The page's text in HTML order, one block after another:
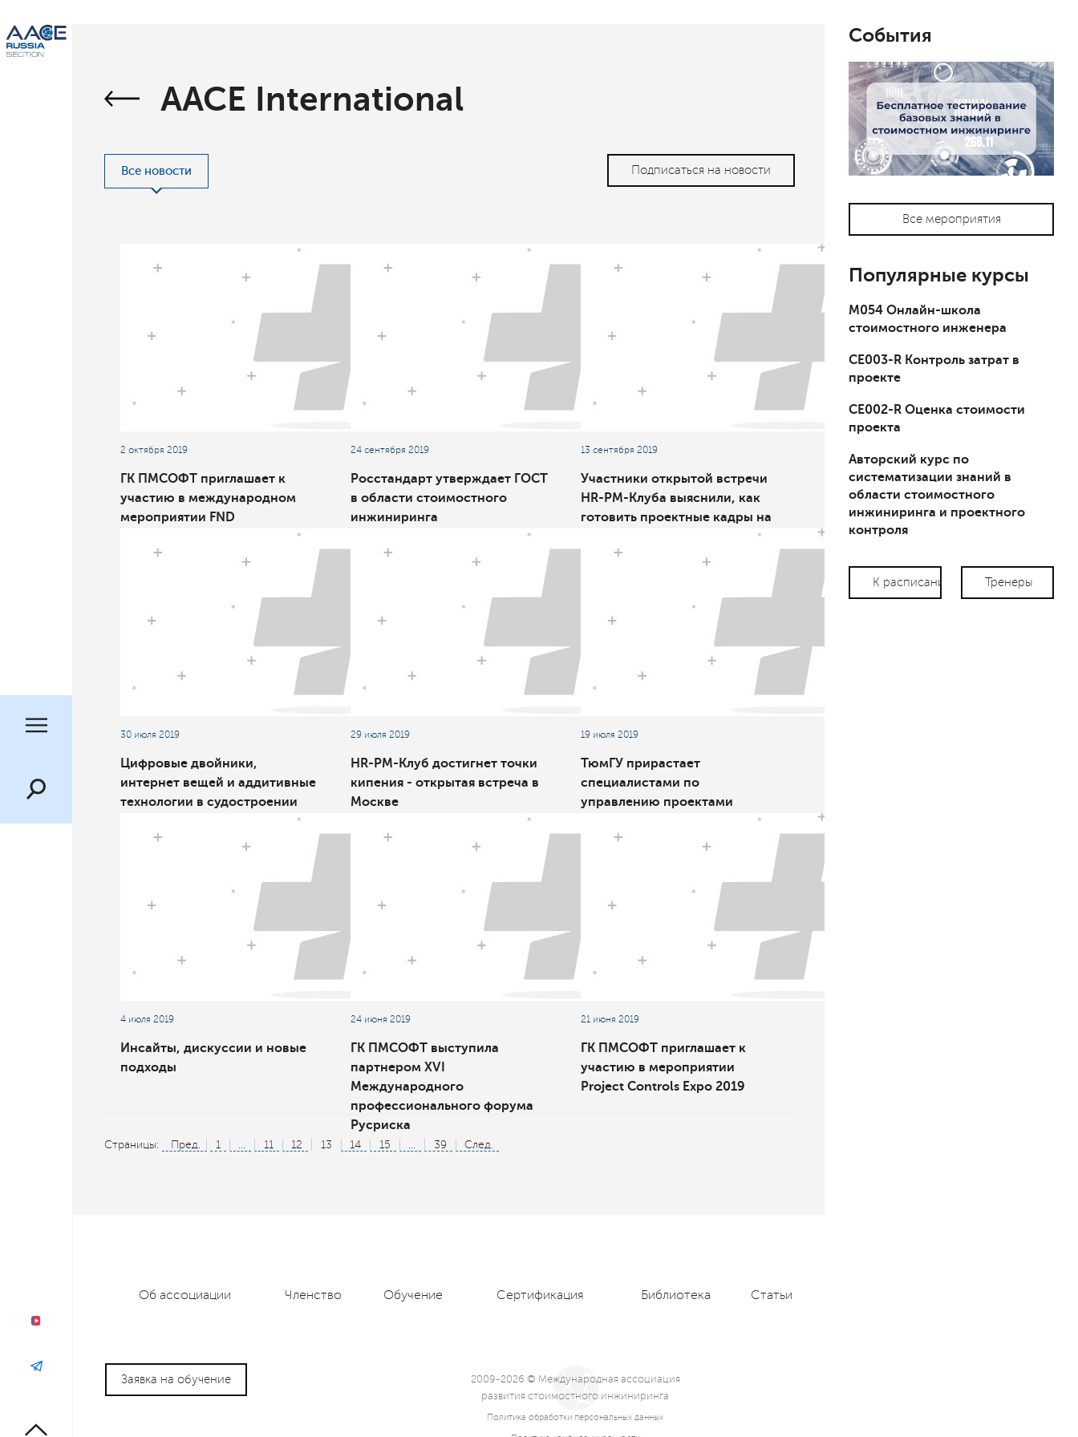
AACE International
Все новости Подписаться на новости
2 октября 2019
ГК ПМСОФТ приглашает к
участию в международном
мероприятии FND
24 сентября 2019
Росстандарт утверждает ГОСТ
в области стоимостного
инжиниринга
13 сентября 2019
Участники открытой встречи
HR-PM-Клуба выяснили, как
готовить проектные кадры на
30 июля 2019
Цифровые двойники,
интернет вещей и аддитивные
технологии в судостроении
конференции МОРИНТЕХ-
мероприятий IX
Международного военно-
«МВМС-2019»
29 июля 2019
HR-PM-Клуб достигнет точки
кипения - открытая встреча в
Москве
19 июля 2019
ТюмГУ прирастает
специалистами по
управлению проектами
4 июля 2019
Инсайты, дискуссии и новые
подходы
24 июня 2019
ГК ПМСОФТ выступила
партнером XVI
Международного
профессионального форума
Русриска
21 июня 2019
ГК ПМСОФТ приглашает к
участию в мероприятии
Project Controls Expo 2019
Страницы: Пред. 1 11 12 13 14 15 39 След.
События
Все мероприятия
Популярные курсы
М054 Онлайн-школа
стоимостного инженера
СЕ003-R Контроль затрат в
проекте
СЕ002-R Оценка стоимости
проекта
Авторский курс по
систематизации знаний в
области стоимостного
инжиниринга и проектного
контроля
К расписанию Тренеры
Заявка на обучение
Об ассоциации Членство Обучение Сертификация Библиотека Статьи
2009-2026 © Международная ассоциация
развития стоимостного инжиниринга
Политика обработки персональных данных